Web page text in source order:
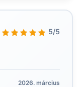
5/5
2026. március